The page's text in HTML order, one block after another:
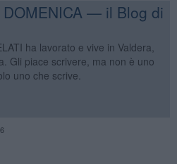
DOMENICA — il Blog di
ha lavorato e vive in Valdera,
Gli piace scrivere, ma non è uno
uno che scrive.